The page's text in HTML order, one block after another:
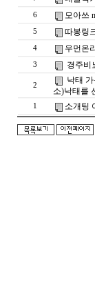
6 모아쓰
5 따봉링
4 우먼온
3 경주비
2
낙태
소)낙태를
1 소개팅